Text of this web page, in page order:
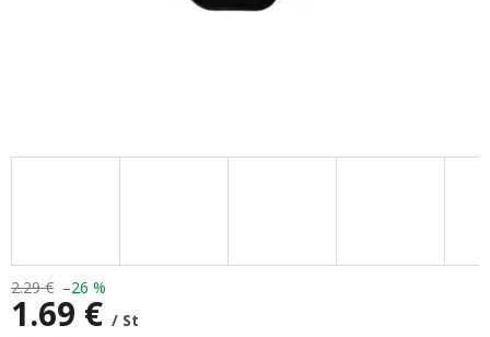
2.29 € –26 %
1.69 € / St